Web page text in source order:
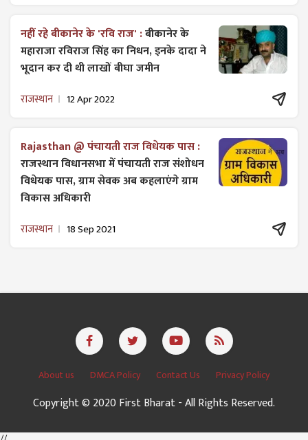
नहीं रहे बीकानेर के 'रवि राज' :बीकानेर के
महाराजा रविराज सिंह का निधन, इनके दादा ने
भूदान कर दी थी लाखों बीघा जमीन
राजस्थान 12 Apr 2022
Rajasthan @ पंचायती राज विधेयक पास :
राजस्थान विधानसभा में पंचायती राज ​संशोधन
विधेयक पास, ग्राम सेवक अब कहलाएंगे ग्राम
विकास अधिकारी
राजस्थान 18 Sep 2021
About us DMCA Policy Contact Us Privacy Policy
Copyright © 2020 First Bharat - All Rights Reserved.